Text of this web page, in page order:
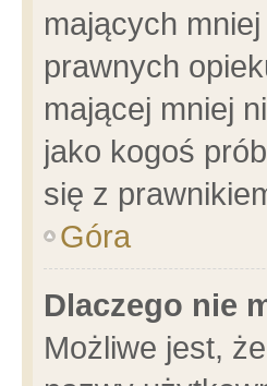
mających
prawnych
mającej mniej
jako kogoś
się z
Góra
Dlaczego nie
Możliwe jest,